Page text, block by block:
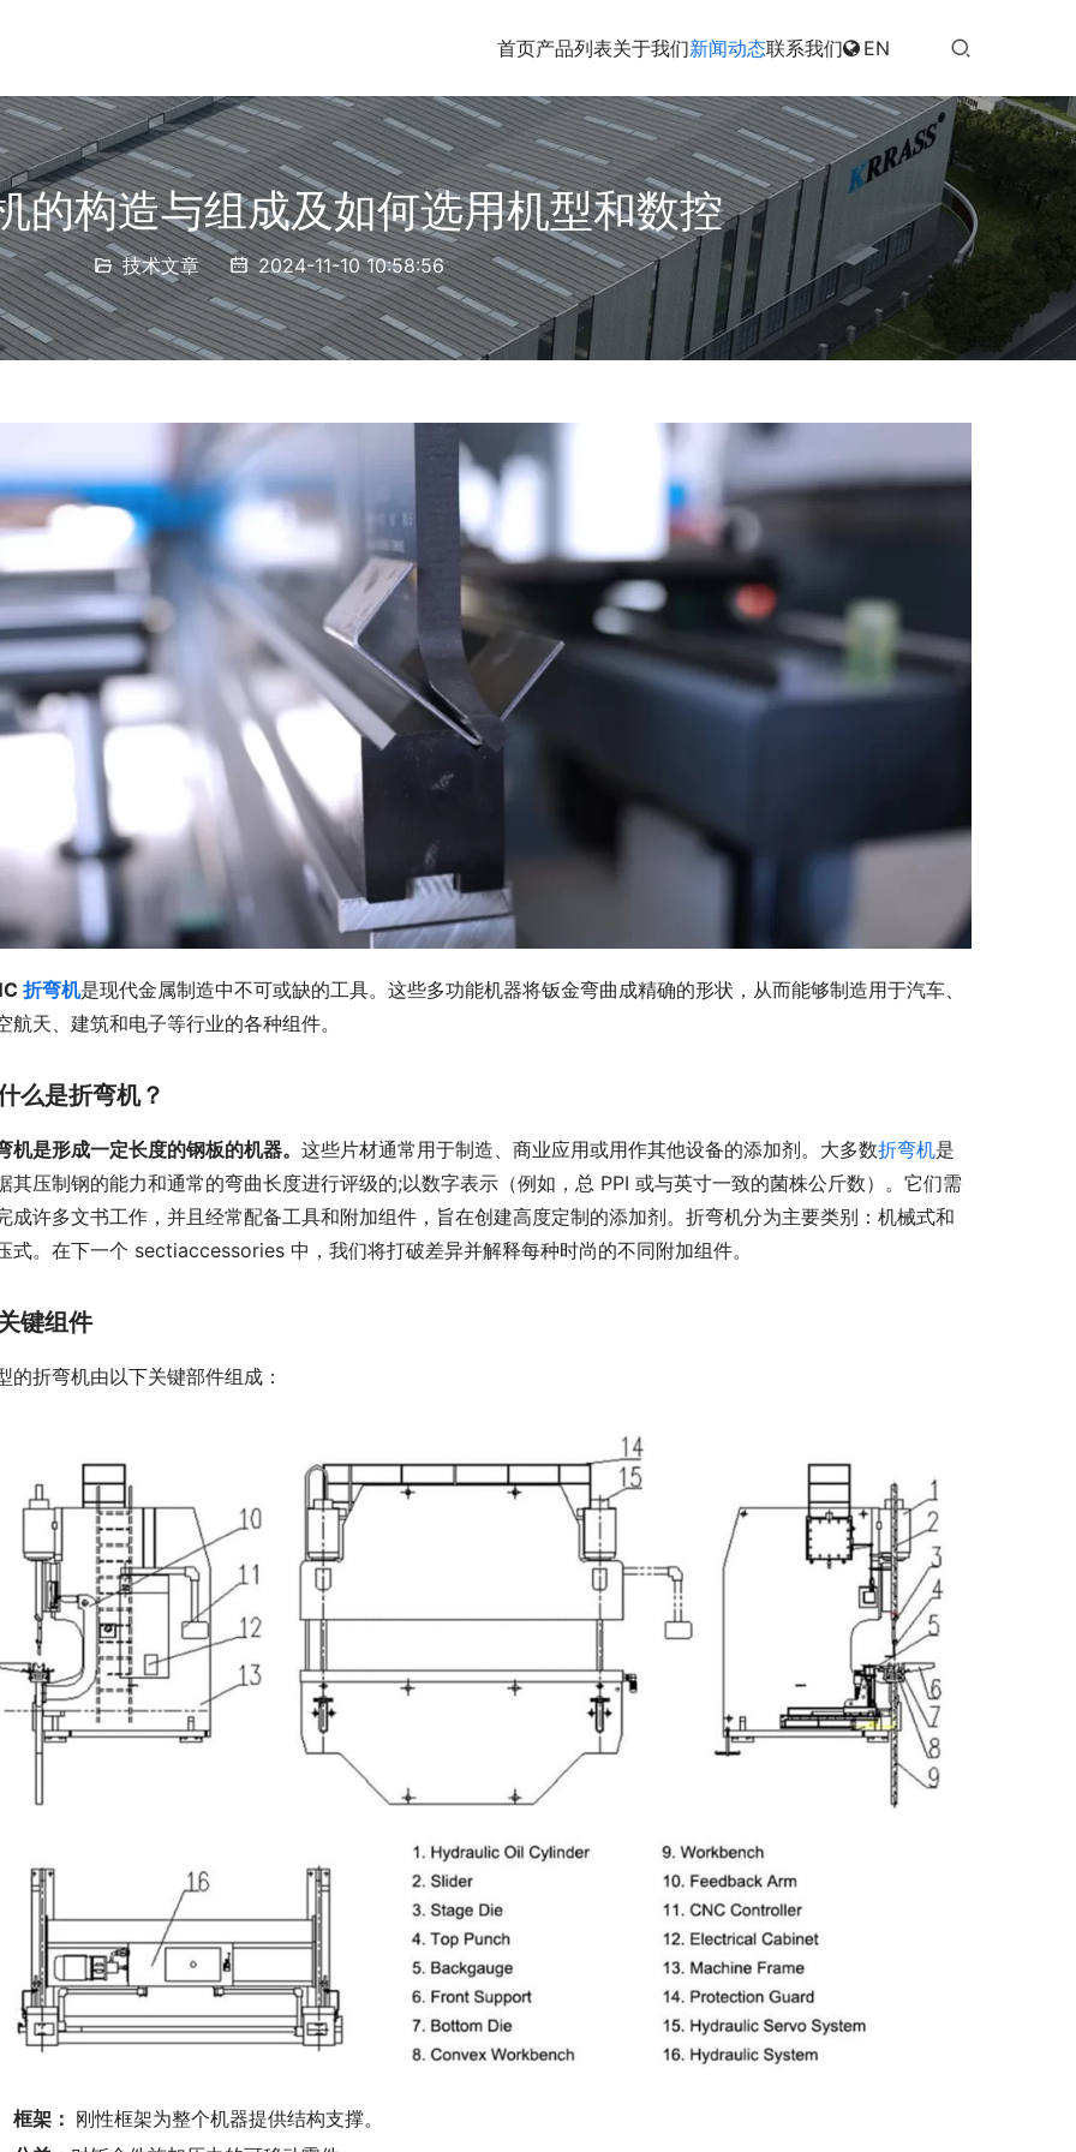
首页产品列表关于我们新闻动态联系我们 EN
的构造与组成及如何选用机型和数控
技术文章 2024-11-10 10:58:56
折弯机是现代金属制造中不可或缺的工具。这些多功能机器将钣金弯曲成精确的形状，从而能够制造用于汽车、
航天、建筑和电子等行业的各种组件。
么是折弯机？
机是形成一定长度的钢板的机器。 这些片材通常用于制造、商业应用或用作其他设备的添加剂。大多数折弯机是
其压制钢的能力和通常的弯曲长度进行评级的;以数字表示（例如，总 PPI 或与英寸一致的菌株公斤数）。它们需
成许多文书工作，并且经常配备工具和附加组件，旨在创建高度定制的添加剂。折弯机分为主要类别：机械式和
式。在下一个 sectiaccessories 中，我们将打破差异并解释每种时尚的不同附加组件。
键组件
的折弯机由以下关键部件组成：
框架： 刚性框架为整个机器提供结构支撑。